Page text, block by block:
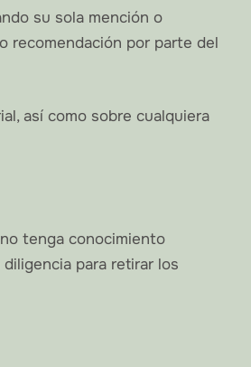
su sola mención o
recomendación por parte del
así como sobre cualquiera
tenga conocimiento
para retirar los